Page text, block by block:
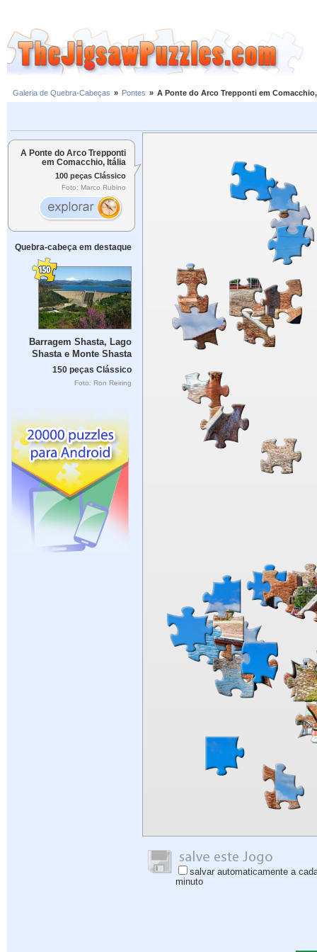
Galeria de Quebra-Cabeças » Pontes » A Ponte do Arco Trepponti em
A Ponte do Arco Trepponti
em Comacchio, Itália
100 peças Clássico
Foto: Marco Rubino
Quebra-cabeça em destaque
Barragem Shasta, Lago
Shasta e Monte Shasta
150 peças Clássico
Foto: Ron Reiring
salvar automaticamente a
minuto